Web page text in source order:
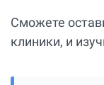
Сможете
клиники, и